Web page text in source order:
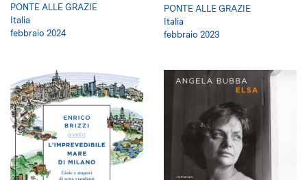
PONTE ALLE GRAZIE
Italia
febbraio 2024
PONTE ALLE GRAZIE
Italia
febbraio 2023